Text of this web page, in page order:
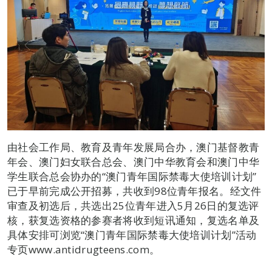
由社会工作局、教育及青年发展局合办，澳门基督教青
年会、澳门妇女联合总会、澳门中华教育会和澳门中华
学生联合总会协办的“澳门青年国际禁毒大使培训计划”
已于早前完成公开招募，共收到98位青年报名。经文件
审查及初选后，共选出25位青年进入5月26日的复选评
核，获复选资格的参赛者将收到短讯通知，复选名单及
具体安排可浏览“澳门青年国际禁毒大使培训计划”活动
专页www.antidrugteens.com。